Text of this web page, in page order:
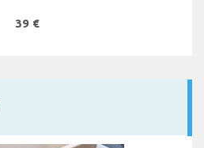
39 €